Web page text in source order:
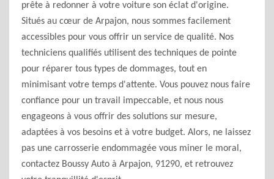
prête à redonner à votre voiture son éclat d'origine.
Situés au cœur de Arpajon, nous sommes facilement
accessibles pour vous offrir un service de qualité. Nos
techniciens qualifiés utilisent des techniques de pointe
pour réparer tous types de dommages, tout en
minimisant votre temps d'attente. Vous pouvez nous faire
confiance pour un travail impeccable, et nous nous
engageons à vous offrir des solutions sur mesure,
adaptées à vos besoins et à votre budget. Alors, ne laissez
pas une carrosserie endommagée vous miner le moral,
contactez Boussy Auto à Arpajon, 91290, et retrouvez